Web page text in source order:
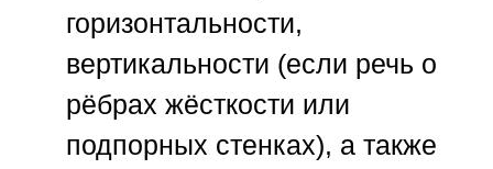
горизонтальности,
вертикальности (если речь о
рёбрах жёсткости или
подпорных стенках), а также